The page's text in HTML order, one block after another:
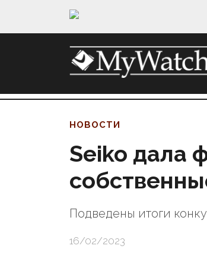
НОВОСТИ
Seiko дала
Подведены итоги
16/02/2023